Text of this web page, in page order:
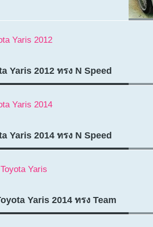
Yaris 2012 ทรง N Speed
Yaris 2014 ทรง N Speed
Yaris 2014 ทรง Team